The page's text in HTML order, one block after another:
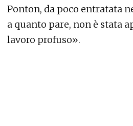
Ponton, da poco entratata
a quanto pare, non è stata
lavoro profuso».